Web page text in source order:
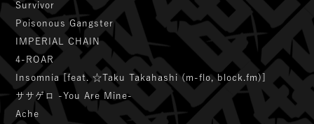
Survivor
Poisonous Gangster
IMPERIAL CHAIN
4-ROAR
Insomnia [feat. ☆Taku Takahashi (m-flo, block.fm)]
ササゲロ -You Are Mine-
Ache